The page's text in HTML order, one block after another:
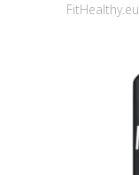
FitHealthy.eu